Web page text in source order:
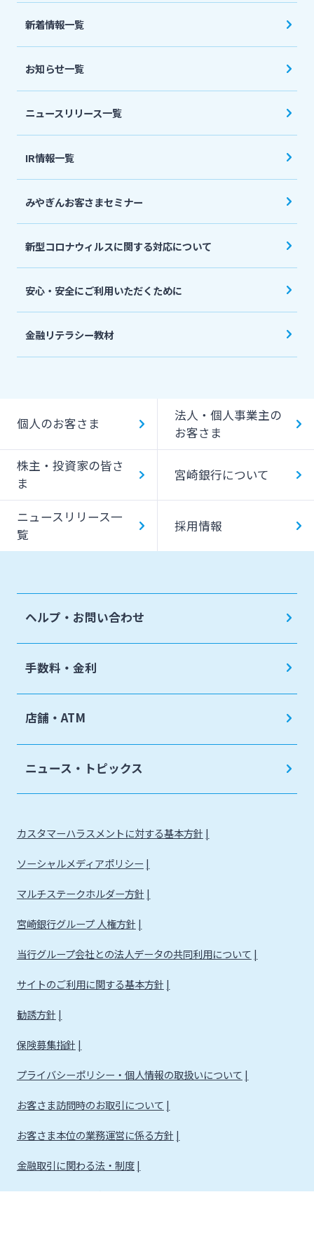
法人・個人事業主のお客さま
宮崎銀行について
ニュースリリース一覧
採用情報
お問い合わせ先一覧
新着情報一覧
お知らせ一覧
ニュースリリース一覧
IR情報一覧
みやぎんお客さまセミナー
新型コロナウィルスに関する対応について
安心・安全にご利用いただくために
金融リテラシー教材
個人のお客さま
法人・個人事業主の
お客さま
株主・投資家の皆さ
ま
宮崎銀行について
ニュースリリース一
覧
採用情報
ヘルプ・お問い合わせ
手数料・金利
店舗・ATM
ニュース・トピックス
カスタマーハラスメントに対する基本方針
ソーシャルメディアポリシー
マルチステークホルダー方針
宮崎銀行グループ 人権方針
当行グループ会社との法人データの共同利用について
サイトのご利用に関する基本方針
勧誘方針
保険募集指針
プライバシーポリシー・個人情報の取扱いについて
お客さま訪問時のお取引について
お客さま本位の業務運営に係る方針
金融取引に関わる法・制度
金融取引に関わる方針